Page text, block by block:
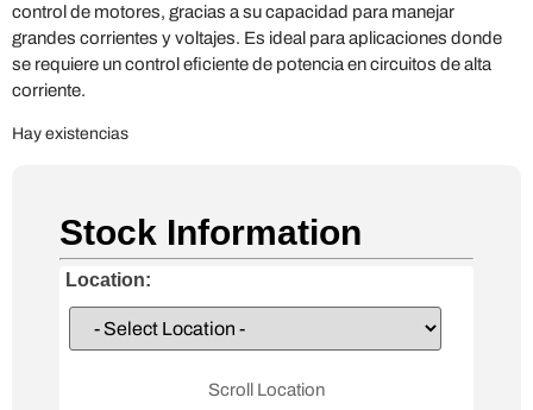
control de motores, gracias a su capacidad para manejar
grandes corrientes y voltajes. Es ideal para aplicaciones donde
se requiere un control eficiente de potencia en circuitos de alta
corriente.
Hay existencias
Stock Information
Location:
Scroll Location